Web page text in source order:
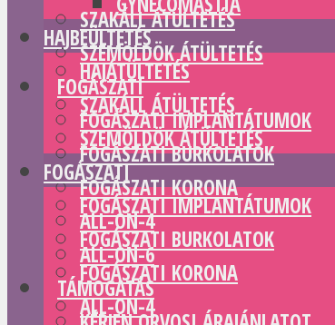
SZAKÁLL ÁTÜLTETÉS
SZEMÖLDÖK ÁTÜLTETÉS
FOGÁSZATI
FOGÁSZATI IMPLANTÁTUMOK
FOGÁSZATI BURKOLATOK
FOGÁSZATI KORONA
ALL-ON-4
ALL-ON-6
TÁMOGATÁS
HAJBEÜLTETÉS
HAJÁTÜLTETÉS
SZAKÁLL ÁTÜLTETÉS
SZEMÖLDÖK ÁTÜLTETÉS
FOGÁSZATI
FOGÁSZATI IMPLANTÁTUMOK
FOGÁSZATI BURKOLATOK
FOGÁSZATI KORONA
ALL-ON-4